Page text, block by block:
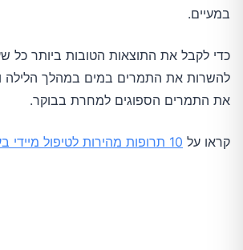
במעיים.
כדי לקבל את התוצאות הטובות ביותר כל
להשרות את התמרים במים במהלך הלילה
את התמרים הספוגים למחרת בבוקר.
קראו על 10 תרופות מהירות לטיפול מיידי בעצירות